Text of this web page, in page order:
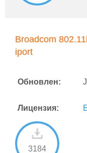
Broadcom
iport
Обновлен:
Лицензия:
3184